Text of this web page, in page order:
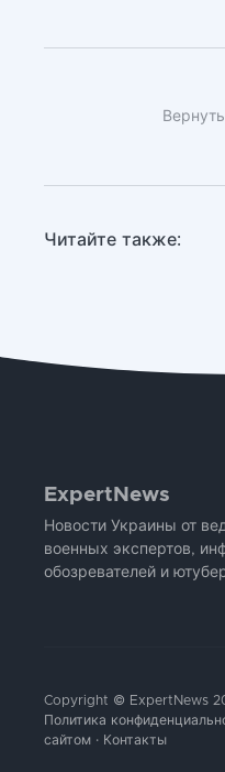
Читайте также:
ExpertNews
Новости Украины от
военных экспертов,
обозревателей и
Copyright © ExpertNews
Политика
сайтом · Контакты